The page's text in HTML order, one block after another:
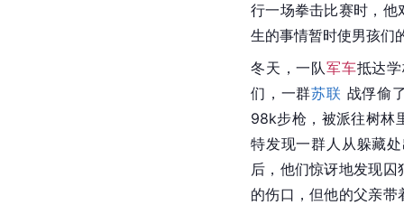
行一场拳击比赛时，他
生的事情暂时使男孩们
冬天，一队军车抵达
们，一群苏联 战俘偷
98k步枪，被派往树林
特发现一群人从躲藏
后，他们惊讶地发现
的伤口，但他的父亲